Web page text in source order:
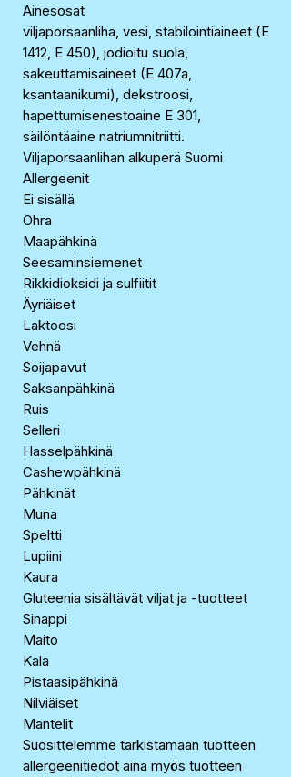
Ainesosat
viljaporsaanliha, vesi, stabilointiaineet (E
1412, E 450), jodioitu suola,
sakeuttamisaineet (E 407a,
ksantaanikumi), dekstroosi,
hapettumisenestoaine E 301,
säilöntäaine natriumnitriitti.
Viljaporsaanlihan alkuperä Suomi
Allergeenit
Ei sisällä
Ohra
Maapähkinä
Seesaminsiemenet
Rikkidioksidi ja sulfiitit
Äyriäiset
Laktoosi
Vehnä
Soijapavut
Saksanpähkinä
Ruis
Selleri
Hasselpähkinä
Cashewpähkinä
Pähkinät
Muna
Speltti
Lupiini
Kaura
Gluteenia sisältävät viljat ja -tuotteet
Sinappi
Maito
Kala
Pistaasipähkinä
Nilviäiset
Mantelit
Suosittelemme tarkistamaan tuotteen
allergeenitiedot aina myös tuotteen